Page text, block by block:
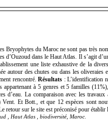
Bryophytes du Maroc ne sont pas très
d’Ouzoud dans le Haut Atlas. Il s’agit
une liste exhaustive de la
autour des chutes ou dans les
rencontré.Résultats : L’identification
appartenant à 5 genres et 5 familles
d’eau. La comparaison avec les
Et Bott., et que 12 espèces sont
retour sur le site est préconisé pour
, Haut Atlas , biodiversité, Maroc.